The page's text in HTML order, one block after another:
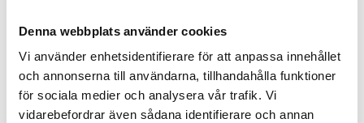
Denna webbplats använder cookies
Vi använder enhetsidentifierare för att anpassa innehållet
och annonserna till användarna, tillhandahålla funktioner
för sociala medier och analysera vår trafik. Vi
vidarebefordrar även sådana identifierare och annan
✅ Dokumenteras i egenkontroll med driftjournal och
tömningsintyg
Steg 1 och steg 2 – Vad krävs för rening av
spolvattnet?